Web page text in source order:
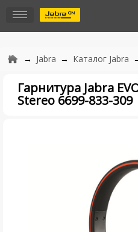
Jabra Каталог Jabra
Гарнитура Jabra
Stereo 6699-833-309